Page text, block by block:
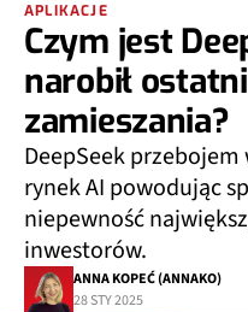
APLIKACJE
Czym jest
narobił
zamieszania?
DeepSeek
rynek AI powodując
niepewność
inwestorów.
ANNA KOPEĆ (ANNAKO)
28 STY 2025